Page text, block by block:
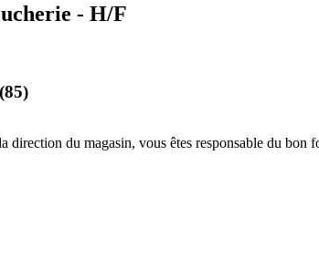
- H/F
direction du magasin, vous êtes responsable du bon